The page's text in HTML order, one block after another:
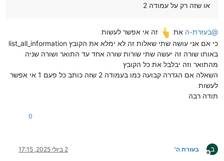
או שזה רק על עמודה 2
@בעזרת-ה את
זה אי אפשר לעשות
כי אם אני עושה שתי שאלות זה לא ימלא את הקובץ list_all_information
באותו שורה זה יעשה שתי שורות שורה אחד עד התואר ושורה שניה
מהתואר וזה יבלבל את כל הקובץ
השאלה אם הגדרה קבועה כמו בעמודה 2 שזה כותב כל פעם 1 אי אפשר
לעשות
תודה רבה
0
ב
מנותק
בעזרת ה' 2 ביולי 2025, 17:15